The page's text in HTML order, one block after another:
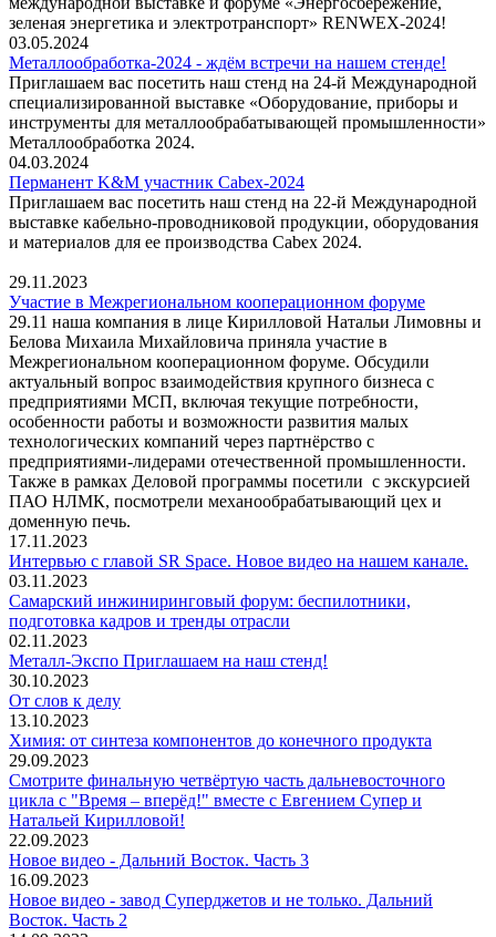
зеленая энергетика и электротранспорт» RENWEX-2024!
03.05.2024
Металлообработка-2024 - ждём встречи на нашем стенде!
Приглашаем вас посетить наш стенд на 24-й Международной
специализированной выставке «Оборудование, приборы и
инструменты для металлообрабатывающей промышленности»
Металлообработка 2024.
04.03.2024
Перманент K&M участник Cabex-2024
Приглашаем вас посетить наш стенд на 22-й Международной
выставке кабельно-проводниковой продукции, оборудования
и материалов для ее производства Cabex 2024.
29.11.2023
Участие в Межрегиональном кооперационном форуме
29.11 наша компания в лице Кирилловой Натальи Лимовны и
Белова Михаила Михайловича приняла участие в
Межрегиональном кооперационном форуме. Обсудили
актуальный вопрос взаимодействия крупного бизнеса с
предприятиями МСП, включая текущие потребности,
особенности работы и возможности развития малых
технологических компаний через партнёрство с
предприятиями-лидерами отечественной промышленности.
Также в рамках Деловой программы посетили с экскурсией
ПАО НЛМК, посмотрели механообрабатывающий цех и
доменную печь.
17.11.2023
Интервью с главой SR Space. Новое видео на нашем канале.
03.11.2023
Самарский инжиниринговый форум: беспилотники,
подготовка кадров и тренды отрасли
02.11.2023
Металл-Экспо Приглашаем на наш стенд!
30.10.2023
От слов к делу
13.10.2023
Химия: от синтеза компонентов до конечного продукта
29.09.2023
Смотрите финальную четвёртую часть дальневосточного
цикла с "Время – вперёд!" вместе с Евгением Супер и
Натальей Кирилловой!
22.09.2023
Новое видео - Дальний Восток. Часть 3
16.09.2023
Новое видео - завод Суперджетов и не только. Дальний
Восток. Часть 2